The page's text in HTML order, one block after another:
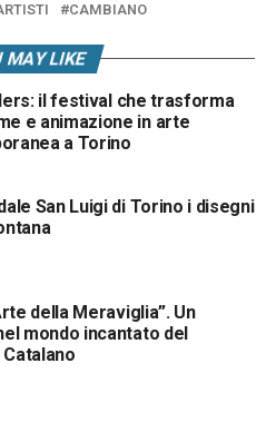
CAMBIANO
MAY LIKE
il festival che trasforma
e animazione in arte
a Torino
San Luigi di Torino i disegni
della Meraviglia”. Un
mondo incantato del